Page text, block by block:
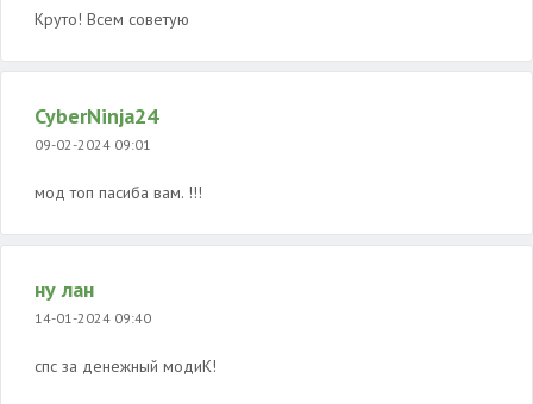
Круто! Всем советую
CyberNinja24
09-02-2024 09:01
мод топ пасиба вам. !!!
ну лан
14-01-2024 09:40
спс за денежный модиК!